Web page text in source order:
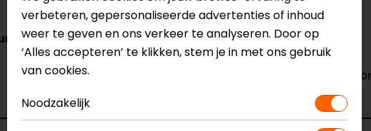
Model
Kleur
Bluetooth
Pakketinhoud
verbeteren, gepersonaliseerde advertenties of inhoud
weer te geven en ons verkeer te analyseren. Door op
‘Alles accepteren’ te klikken, stem je in met ons gebruik
van cookies.
Noodzakelijk